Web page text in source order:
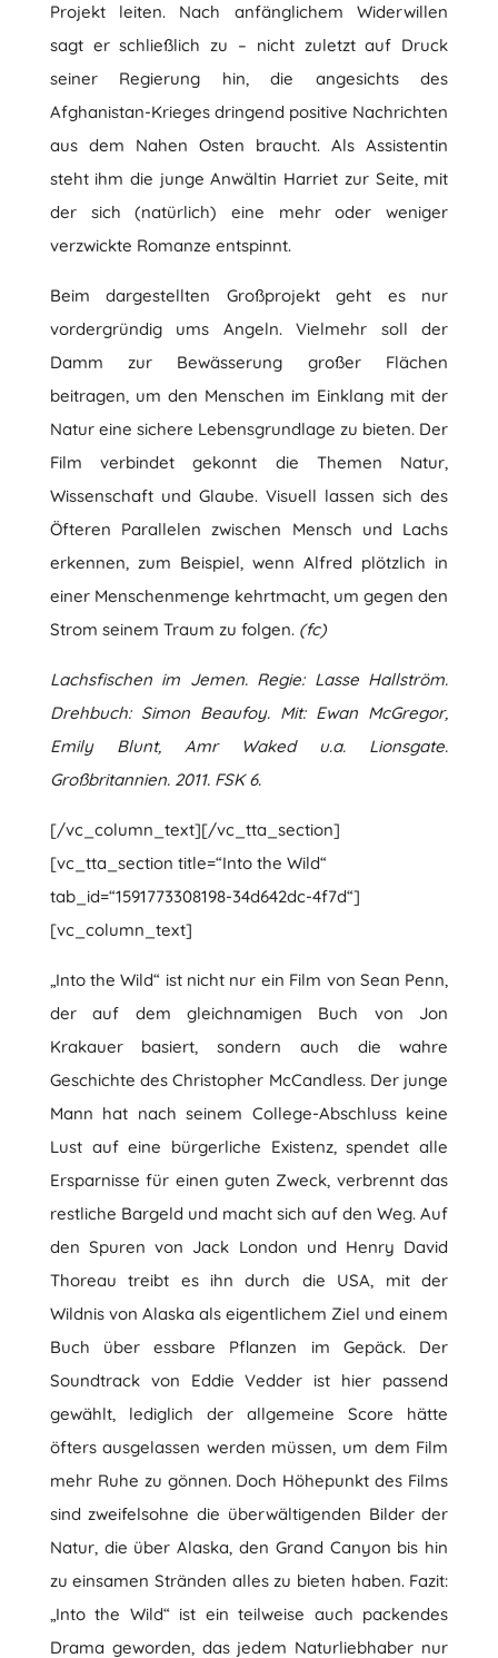
Projekt leiten. Nach anfänglichem Widerwillen
sagt er schließlich zu – nicht zuletzt auf Druck
seiner Regierung hin, die angesichts des
Afghanistan-Krieges dringend positive Nachrichten
aus dem Nahen Osten braucht. Als Assistentin
steht ihm die junge Anwältin Harriet zur Seite, mit
der sich (natürlich) eine mehr oder weniger
verzwickte Romanze entspinnt.
Beim dargestellten Großprojekt geht es nur
vordergründig ums Angeln. Vielmehr soll der
Damm zur Bewässerung großer Flächen
beitragen, um den Menschen im Einklang mit der
Natur eine sichere Lebensgrundlage zu bieten. Der
Film verbindet gekonnt die Themen Natur,
Wissenschaft und Glaube. Visuell lassen sich des
Öfteren Parallelen zwischen Mensch und Lachs
erkennen, zum Beispiel, wenn Alfred plötzlich in
einer Menschenmenge kehrtmacht, um gegen den
Strom seinem Traum zu folgen. (fc)
Lachsfischen im Jemen. Regie: Lasse Hallström.
Drehbuch: Simon Beaufoy. Mit: Ewan McGregor,
Emily Blunt, Amr Waked u.a. Lionsgate.
Großbritannien. 2011. FSK 6.
[/vc_column_text][/vc_tta_section]
[vc_tta_section title=“Into the Wild“
tab_id=“1591773308198-34d642dc-4f7d“]
[vc_column_text]
„Into the Wild“ ist nicht nur ein Film von Sean Penn,
der auf dem gleichnamigen Buch von Jon
Krakauer basiert, sondern auch die wahre
Geschichte des Christopher McCandless. Der junge
Mann hat nach seinem College-Abschluss keine
Lust auf eine bürgerliche Existenz, spendet alle
Ersparnisse für einen guten Zweck, verbrennt das
restliche Bargeld und macht sich auf den Weg. Auf
den Spuren von Jack London und Henry David
Thoreau treibt es ihn durch die USA, mit der
Wildnis von Alaska als eigentlichem Ziel und einem
Buch über essbare Pflanzen im Gepäck. Der
Soundtrack von Eddie Vedder ist hier passend
gewählt, lediglich der allgemeine Score hätte
öfters ausgelassen werden müssen, um dem Film
mehr Ruhe zu gönnen. Doch Höhepunkt des Films
sind zweifelsohne die überwältigenden Bilder der
Natur, die über Alaska, den Grand Canyon bis hin
zu einsamen Stränden alles zu bieten haben. Fazit:
„Into the Wild“ ist ein teilweise auch packendes
Drama geworden, das jedem Naturliebhaber nur